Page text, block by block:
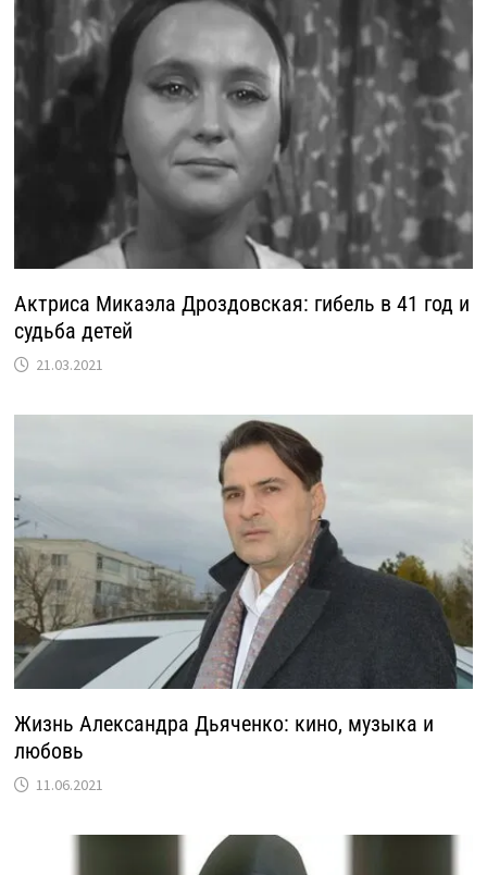
Актриса Микаэла Дроздовская: гибель в 41 год и
судьба детей
21.03.2021
Жизнь Александра Дьяченко: кино, музыка и
любовь
11.06.2021